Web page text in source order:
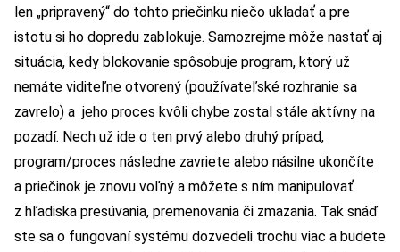
len „pripravený“ do tohto priečinku niečo ukladať a pre
istotu si ho dopredu zablokuje. Samozrejme môže nastať aj
situácia, kedy blokovanie spôsobuje program, ktorý už
nemáte viditeľne otvorený (používateľské rozhranie sa
zavrelo) a jeho proces kvôli chybe zostal stále aktívny na
pozadí. Nech už ide o ten prvý alebo druhý prípad,
program/proces následne zavriete alebo násilne ukončíte
a priečinok je znovu voľný a môžete s ním manipulovať
z hľadiska presúvania, premenovania či zmazania. Tak snáď
ste sa o fungovaní systému dozvedeli trochu viac a budete